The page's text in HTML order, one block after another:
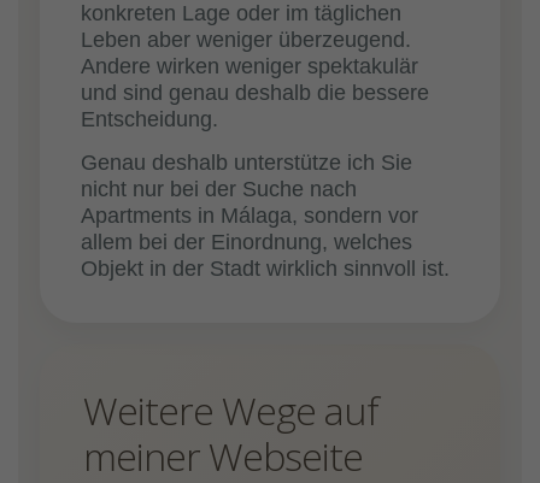
konkreten Lage oder im täglichen
Leben aber weniger überzeugend.
Andere wirken weniger spektakulär
und sind genau deshalb die bessere
Entscheidung.
Genau deshalb unterstütze ich Sie
nicht nur bei der Suche nach
Apartments in Málaga, sondern vor
allem bei der Einordnung, welches
Objekt in der Stadt wirklich sinnvoll ist.
Weitere Wege auf
meiner Webseite